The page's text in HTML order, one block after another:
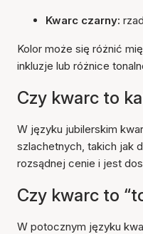
Kwarc czarny:
Kolor może się różnić
inkluzje lub różnice
Czy kwarc to
W języku jubilerskim
szlachetnych, takich jak
rozsądnej cenie i jest
Czy kwarc to
W potocznym języku